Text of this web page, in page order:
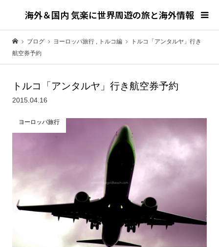
海外＆国内 気楽に世界周遊の旅と海外情報
ブログ ヨーロッパ旅行 , トルコ編
トルコ「アンタルヤ」行き
航空券予約
トルコ「アンタルヤ」行き航空券予約
2015.04.16
ヨーロッパ旅行